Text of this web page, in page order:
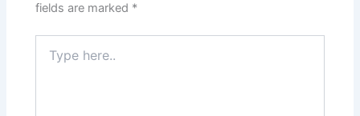
fields are marked *
here..